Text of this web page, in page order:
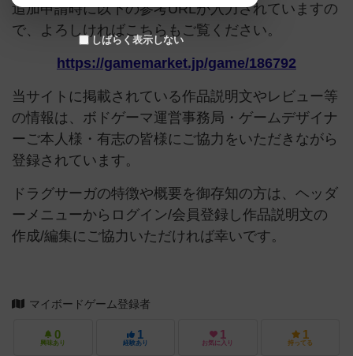
追加申請時に以下の参考URLが入力されていますの
で、よろしければこちらもご覧ください。
https://gamemarket.jp/game/186792
当サイトに掲載されている作品説明文やレビュー等
の情報は、ボドゲーマ運営事務局・ゲームデザイナ
ーご本人様・有志の皆様にご協力をいただきながら
登録されています。
ドラグサーガの特徴や概要を御存知の方は、ヘッダ
ーメニューからログイン/会員登録し作品説明文の
作成/編集にご協力いただければ幸いです。
マイボードゲーム登録者
0
興味あり
1
経験あり
1
お気に入り
1
持ってる
しばらく表示しない